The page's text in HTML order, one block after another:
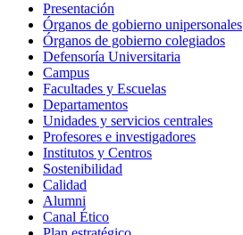
Presentación
Órganos de gobierno unipersonales
Órganos de gobierno colegiados
Defensoría Universitaria
Campus
Facultades y Escuelas
Departamentos
Unidades y servicios centrales
Profesores e investigadores
Institutos y Centros
Sostenibilidad
Calidad
Alumni
Canal Ético